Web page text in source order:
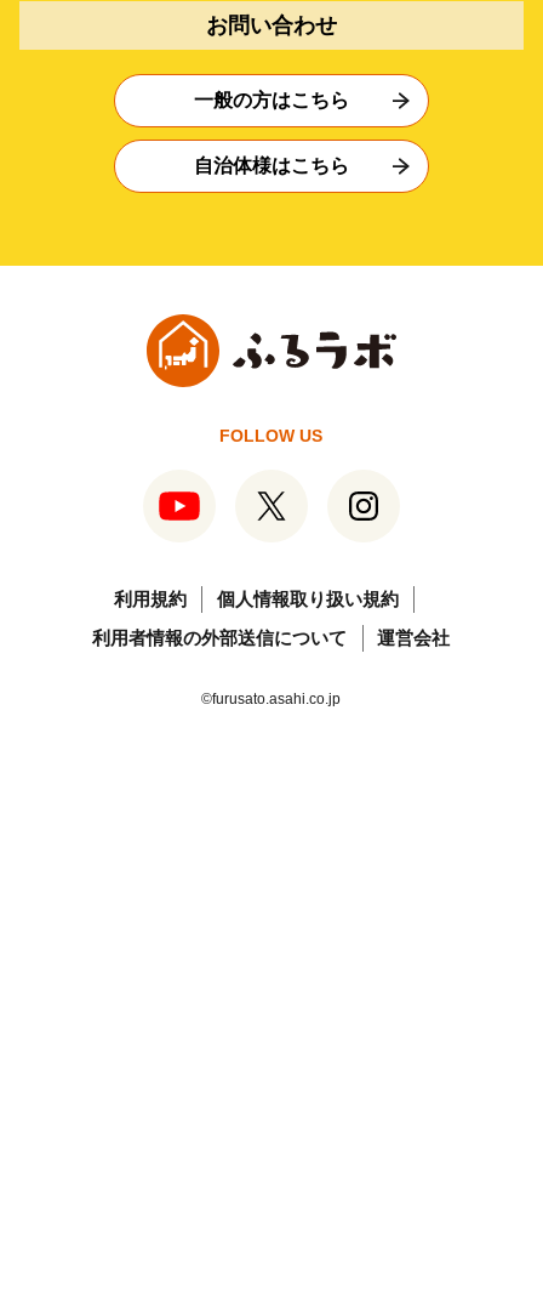
お問い合わせ
一般の方はこちら
自治体様はこちら
FOLLOW US
利用規約
個人情報取り扱い規約
利用者情報の外部送信について
運営会社
©furusato.asahi.co.jp